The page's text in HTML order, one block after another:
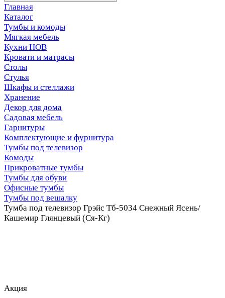
Главная
Каталог
Тумбы и комоды
Мягкая мебель
Кухни НОВ
Кровати и матрасы
Столы
Стулья
Шкафы и стеллажи
Хранение
Декор для дома
Садовая мебель
Гарнитуры
Комплектующие и фурнитура
Тумбы под телевизор
Комоды
Прикроватные тумбы
Тумбы для обуви
Офисные тумбы
Тумбы под вешалку
Тумба под телевизор Грэйс Тб-5034 Снежный Ясень/
Кашемир Глянцевый (Ся-Кг)
Акция